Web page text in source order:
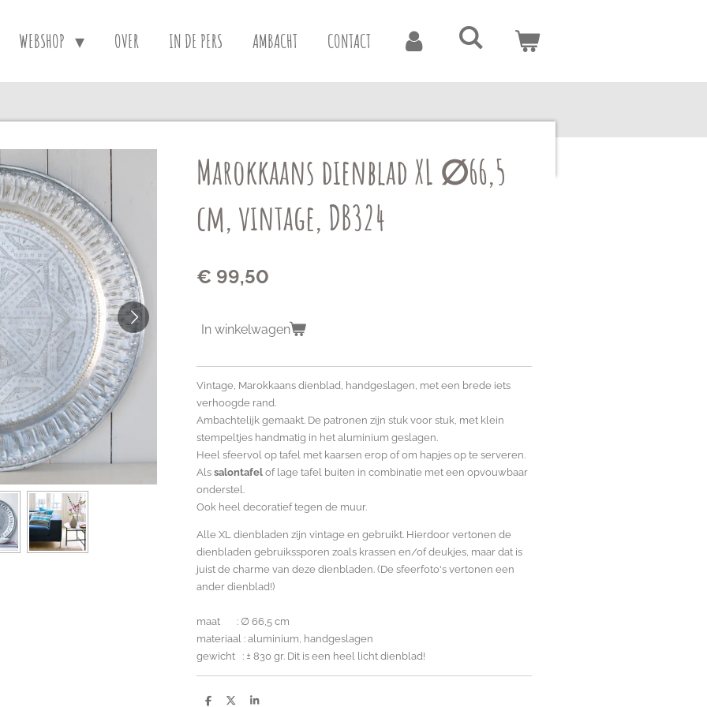
WEBSHOP OVER IN DE PERS AMBACHT CONTACT
Marokkaans dienblad XL ∅66,5
cm, vintage, DB324
€ 99,50
In winkelwagen
Vintage, Marokkaans dienblad, handgeslagen, met een brede iets
verhoogde rand.
Ambachtelijk gemaakt. De patronen zijn stuk voor stuk, met klein
stempeltjes handmatig in het aluminium geslagen.
Heel sfeervol op tafel met kaarsen erop of om hapjes op te serveren.
Als salontafel of lage tafel buiten in combinatie met een opvouwbaar
onderstel.
Ook heel decoratief tegen de muur.
Alle XL dienbladen zijn vintage en gebruikt. Hierdoor vertonen de
dienbladen gebruikssporen zoals krassen en/of deukjes, maar dat is
juist de charme van deze dienbladen. (De sfeerfoto's vertonen een
ander dienblad!)
maat : ∅ 66,5 cm
materiaal : aluminium, handgeslagen
gewicht : ± 830 gr. Dit is een heel licht dienblad!
D D S